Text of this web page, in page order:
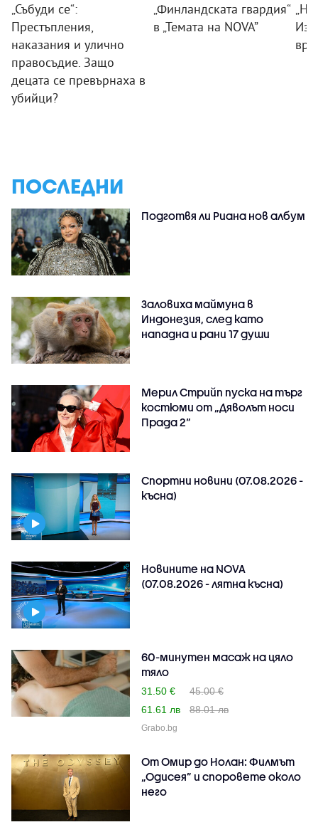
„Събуди се“:
Престъпления,
наказания и улично
правосъдие. Защо
децата се превърнаха в
убийци?
„Финландската гвардия“
в „Темата на NOVA”
ПОСЛЕДНИ
Подготвя ли Риана нов албум
Заловиха маймуна в
Индонезия, след като
нападна и рани 17 души
Мерил Стрийп пуска на търг
костюми от „Дяволът носи
Прада 2“
Спортни новини (07.08.2026 -
късна)
Новините на NOVA
(07.08.2026 - лятна късна)
60-минутен масаж на цяло
тяло
31.50 €
45.00 €
61.61 лв
88.01 лв
Grabo.bg
От Омир до Нолан: Филмът
„Одисея” и споровете около
него